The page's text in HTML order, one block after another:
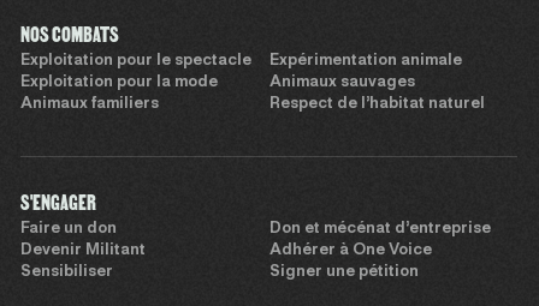
NOS COMBATS
Exploitation pour le spectacle
Expérimentation animale
Exploitation pour la mode
Animaux sauvages
Animaux familiers
Respect de l’habitat naturel
S'ENGAGER
Faire un don
Don et mécénat d’entreprise
Devenir Militant
Adhérer à One Voice
Sensibiliser
Signer une pétition